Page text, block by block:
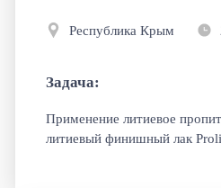
Республика Крым
Задача:
Применение литиевое
литиевый финишный лак